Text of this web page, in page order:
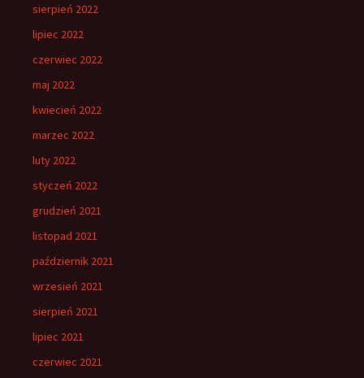
sierpień 2022
lipiec 2022
czerwiec 2022
maj 2022
kwiecień 2022
marzec 2022
luty 2022
styczeń 2022
grudzień 2021
listopad 2021
październik 2021
wrzesień 2021
sierpień 2021
lipiec 2021
czerwiec 2021